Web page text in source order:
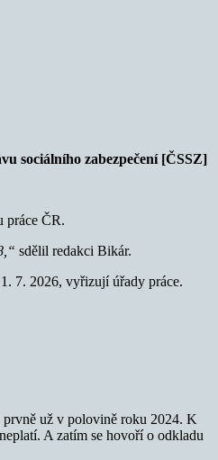
sociálního zabezpečení [ČSSZ]
práce ČR.
sdělil redakci Bikár.
7. 2026, vyřizují úřady práce.
už v polovině roku 2024. K
A zatím se hovoří o odkladu